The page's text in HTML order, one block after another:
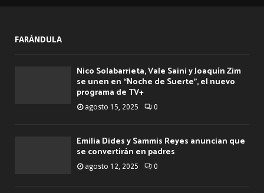
FARÁNDULA
Nico Solabarrieta, Vale Saini y Joaquín Zim
se unen en “Noche de Suerte”, el nuevo
programa de TV+
agosto 15, 2025 0
Emilia Dides y Sammis Reyes anuncian que
se convertirán en padres
agosto 12, 2025 0